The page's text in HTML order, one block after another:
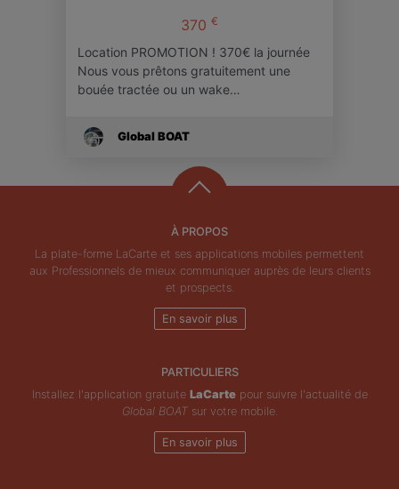
370 €
Location PROMOTION ! 370€ la journée
Nous vous prêtons gratuitement une
bouée tractée ou un wake…
Global BOAT
À PROPOS
La plate-forme LaCarte et ses applications mobiles permettent
aux Professionnels de mieux communiquer auprès de leurs clients
et prospects.
En savoir plus
PARTICULIERS
Installez l'application gratuite LaCartepour suivre l'actualité de
Global BOATsur votre mobile.
En savoir plus